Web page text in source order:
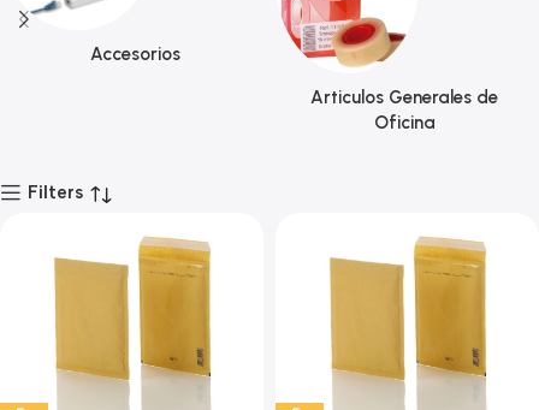
Accesorios
Articulos Generales de
Oficina
Filters